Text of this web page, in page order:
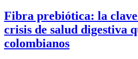
Fibra prebiótica: la
crisis de salud digestiva
colombianos